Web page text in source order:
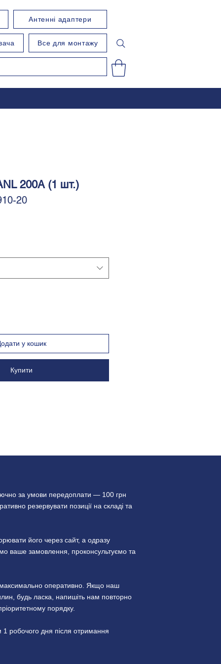
Антенні адаптери
Все для монтажу
200А (1 шт.)
20
у кошик
Купити
за умови передоплати — 100 грн
резервувати позиції на складі та
його через сайт, а одразу
ваше замовлення, проконсультуємо та
максимально оперативно. Якщо наш
будь ласка, напишіть нам повторно
порядку.
1 робочого дня після отримання